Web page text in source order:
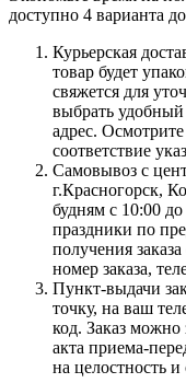
доступно 4 варианта
Курьерская
товар будет
свяжется для
выбрать
адрес.
соответствие
Самовывоз с
г.Красногорск,
будням с 10:00
праздники по
получения
номер заказа,
Пункт-выдачи
точку, на ваш
код. Заказ
акта приема-
на целостность